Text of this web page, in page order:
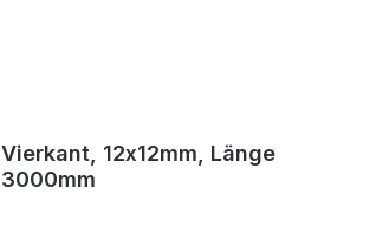
Vierkant, 12x12mm, Länge
3000mm